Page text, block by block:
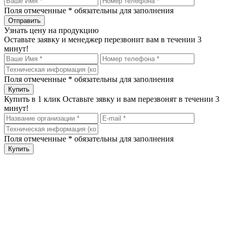
Поля отмеченные * обязательны для заполнения
Узнать цену на продукцию
Оставьте заявку и менеджер перезвонит вам в течении 3
минут!
Поля отмеченные * обязательны для заполнения
Купить в 1 клик Оставьте зявку и вам перезвонят в течении 3
минут!
Поля отмеченные * обязательны для заполнения